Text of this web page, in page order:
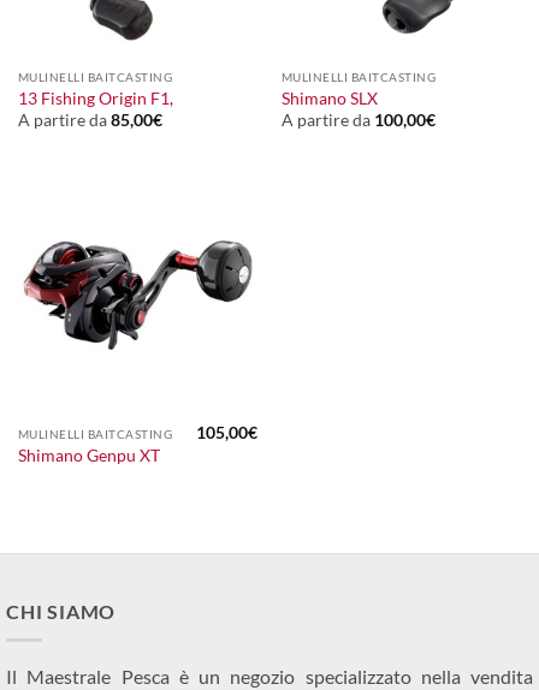
MULINELLI BAITCASTING
13 Fishing Origin F1,
A partire da85,00€
MULINELLI BAITCASTING
Shimano SLX
A partire da 100,00€
MULINELLI BAITCASTING
Shimano Genpu XT
105,00€
CHI SIAMO
Il Maestrale Pesca è un negozio specializzato nella vendita